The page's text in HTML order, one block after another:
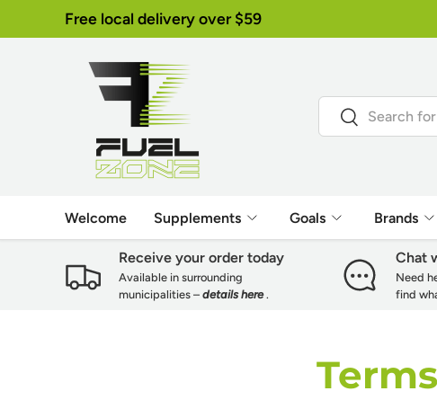
Free local delivery over $59
Search
Search
Welcome Supplements Goals Brands
Receive your order today
Available in surrounding
municipalities – details here.
Chat
Need
find